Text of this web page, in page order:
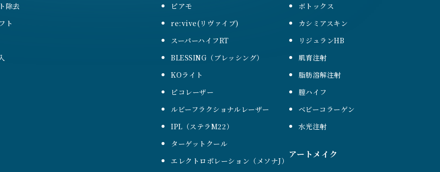
除去
ト
ピアモ
re:vive(リヴァイブ)
スーパーハイフRT
BLESSING（ブレッシング）
KOライト
ピコレーザー
ルビーフラクショナルレーザー
IPL（ステラM22）
ターゲットクール
エレクトロポレーション（メソナJ）
ボトックス
カシミアスキン
リジュランHB
肌育注射
脂肪溶解注射
膣ハイフ
ベビーコラーゲン
水光注射
アートメイク